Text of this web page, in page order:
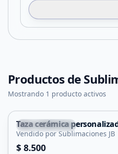
Productos de
Mostrando 1 producto activos
Villa Mercedes
Taza cerámica
Vendido por Sublimaciones JB
$ 8.500